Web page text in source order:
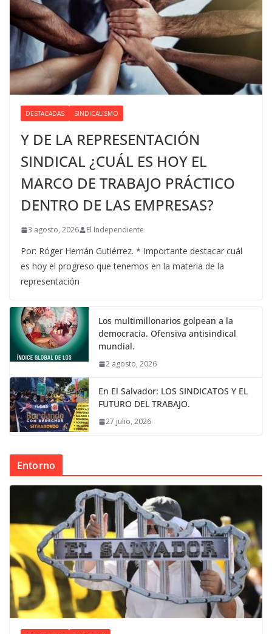
DESTACADAS SINDICALISMO
Y DE LA REPRESENTACIÓN
SINDICAL ¿CUÁL ES HOY EL
MARCO DE TRABAJO PRÁCTICO
DENTRO DE LAS EMPRESAS?
3 agosto, 2026 El Independiente
Por: Róger Hernán Gutiérrez. * Importante destacar cuál
es hoy el progreso que tenemos en la materia de la
representación
Los multimillonarios golpean a la
democracia. Ofensiva antisindical
mundial.
2 agosto, 2026
En El Salvador: LOS SINDICATOS Y EL
FUTURO DEL TRABAJO.
27 julio, 2026
Entorno